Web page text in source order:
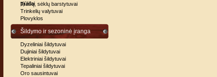
pjūklai
Trašų, sėklų barstytuvai
Trinkelių valytuvai
Plovyklos
Šildymo ir sezoninė įranga
Dyzeliniai šildytuvai
Dujiniai šildytuvai
Elektriniai šildytuvai
Tepaliniai šildytuvai
Oro sausintuvai